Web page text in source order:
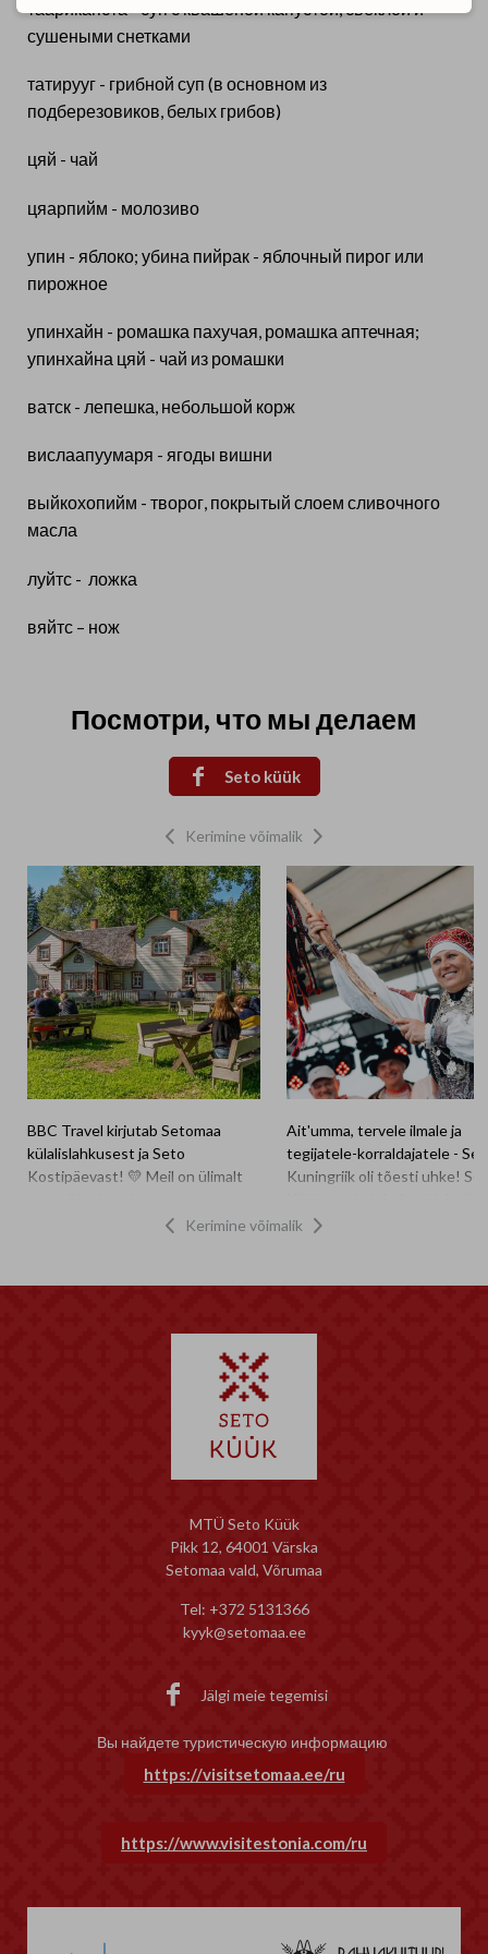
таарикапста - суп с квашеной капустой, свеклой и
сушеными снетками
татирууг - грибной суп (в основном из
подберезовиков, белых грибов)
цяй - чай
цяарпийм - молозиво
упин - яблоко; убина пийрак - яблочный пирог или
пирожное
упинхайн - ромашка пахучая, ромашка аптечная;
упинхайна цяй - чай из ромашки
ватск - лепешка, небольшой корж
вислаапуумаря - ягоды вишни
выйкохопийм - творог, покрытый слоем сливочного
масла
луйтс - ложка
вяйтс – нож
Посмотри, что мы делаем
 Seto küük
 Kerimine võimalik 
BBC Travel kirjutab Setomaa
külalislahkusest ja Seto
Kostipäevast! 💛 Meil on ülimalt
tuntud reisi- ja kultuuriportaal
teiste hulgas sai tähelepanu ka
kohvikutepäev! Artikli autor
külastas meid möödunud suvel ja
tänu sellele saavad nüüd miljonid
inimesed üle maailma osa Setomaa
kohvikute vahetust meeleolust ja
soojast vastuvõtust. Boonusena
Kostipäeva kohvikutes. 📖 Loe
https://www.bbc.com/travel/article/20260731-
into-their-backyards-each-
summer ✨ Tule ja koge seda kõike
augustil Seto Kostipäeval! Each
summer, home gardens, garages
across Estonia become temporary
cafes open to anyone.
Ait'umma, tervele ilmale ja
tegijatele-korraldajatele -
Kuningriik oli tõesti uhke!
tiitliga pärjatuid! 👑 Setomaa
Söögikraamiga seotud
meel on sellest, et paljud
Täpsi ( nr 5 ) 🥧Kuninga
pirukameister – Lily Ainik ( nr
Kuninga sõirameister – Kati
sõirameister – Epp Pikalev (
🍺Kuninga õllemeister – Aivar
Kuninga taarimeister – Paul
taarimeister – Paul Sõrmus
🍷Kuninga veinimeister –
Rahva lemmik han´sa-ajaja –
 Kerimine võimalik 
MTÜ Seto Küük
Pikk 12, 64001 Värska
Setomaa vald, Võrumaa
Tel: +372 5131366
kyyk@setomaa.ee
 Jälgi meie tegemisi
Вы найдете туристическую информацию
https://visitsetomaa.ee/ru
https://www.visitestonia.com/ru